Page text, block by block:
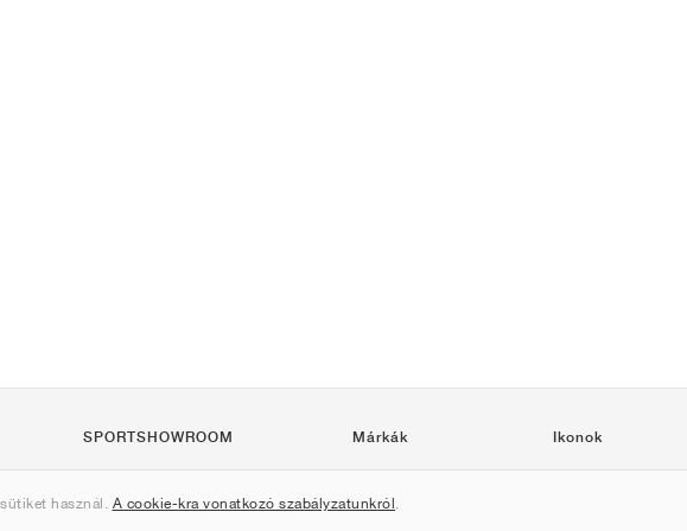
használ. A cookie-kra vonatkozó szabályzatunkról
SPORTSHOWROOM
Kapcsolat
Márkák
Jordan
Ikonok